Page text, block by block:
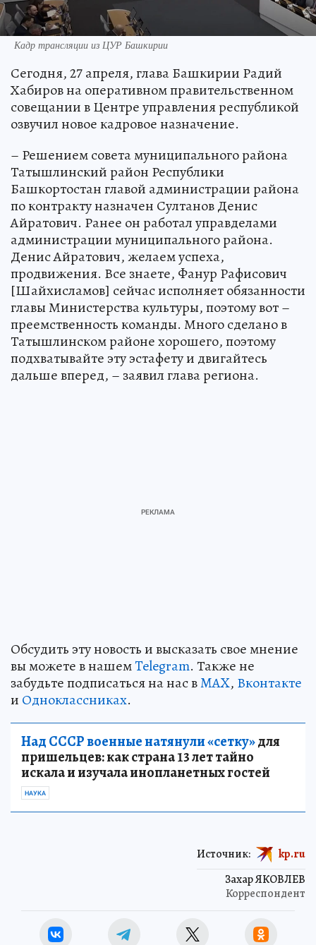
Кадр трансляции из ЦУР Башкирии
Сегодня, 27 апреля, глава Башкирии Радий
Хабиров на оперативном правительственном
совещании в Центре управления республикой
озвучил новое кадровое назначение.
– Решением совета муниципального района
Татышлинский район Республики
Башкортостан главой администрации района
по контракту назначен Султанов Денис
Айратович. Ранее он работал управделами
администрации муниципального района.
Денис Айратович, желаем успеха,
продвижения. Все знаете, Фанур Рафисович
[Шайхисламов] сейчас исполняет обязанности
главы Министерства культуры, поэтому вот –
преемственность команды. Много сделано в
Татышлинском районе хорошего, поэтому
подхватывайте эту эстафету и двигайтесь
дальше вперед, – заявил глава региона.
Обсудить эту новость и высказать свое мнение
вы можете в нашемTelegram. Также не
забудьте подписаться на нас вMAX, Вконтакте
и Одноклассниках.
Над СССР военные натянули «сетку»для
пришельцев: как страна 13 лет тайно
искала и изучала инопланетных гостей
НАУКА
Захар ЯКОВЛЕВ
Корреспондент
Источник: kp.ru